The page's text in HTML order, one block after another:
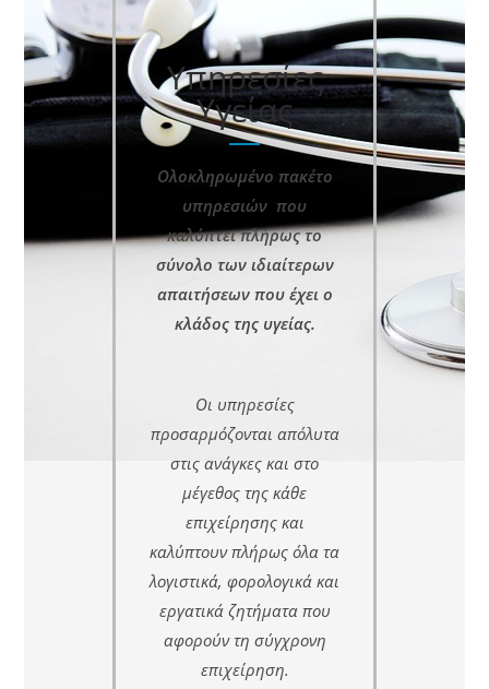
Υπηρεσίες
Υγείας
Ολοκληρωμένο πακέτο
υπηρεσιών που
καλύπτει πλήρως το
σύνολο των ιδιαίτερων
απαιτήσεων που έχει ο
κλάδος της υγείας.
Οι υπηρεσίες
προσαρμόζονται απόλυτα
στις ανάγκες και στο
μέγεθος της κάθε
επιχείρησης και
καλύπτουν πλήρως όλα τα
λογιστικά, φορολογικά και
εργατικά ζητήματα που
αφορούν τη σύγχρονη
επιχείρηση.